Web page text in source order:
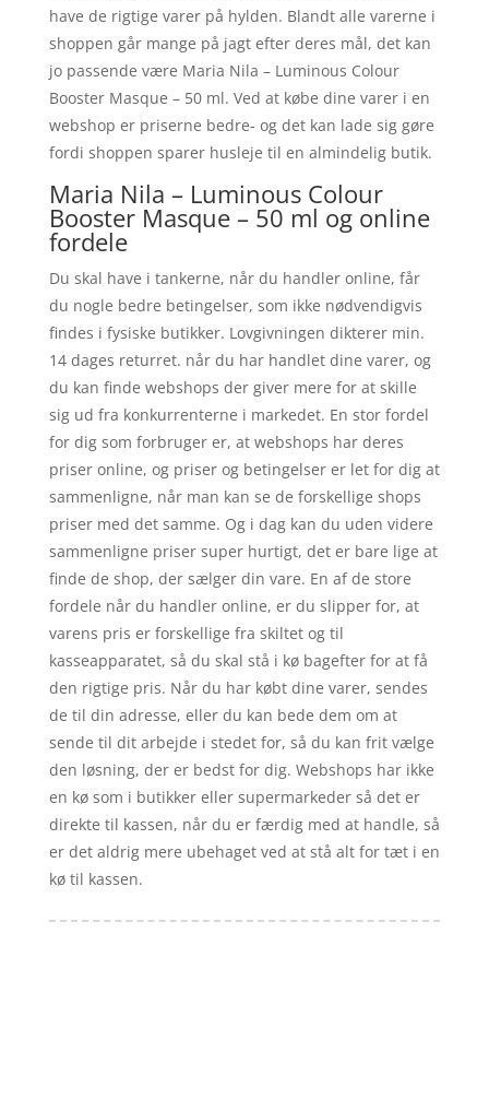
have de rigtige varer på hylden. Blandt alle varerne i
shoppen går mange på jagt efter deres mål, det kan
jo passende være Maria Nila – Luminous Colour
Booster Masque – 50 ml. Ved at købe dine varer i en
webshop er priserne bedre- og det kan lade sig gøre
fordi shoppen sparer husleje til en almindelig butik.
Maria Nila – Luminous Colour
Booster Masque – 50 ml og online
fordele
Du skal have i tankerne, når du handler online, får
du nogle bedre betingelser, som ikke nødvendigvis
findes i fysiske butikker. Lovgivningen dikterer min.
14 dages returret. når du har handlet dine varer, og
du kan finde webshops der giver mere for at skille
sig ud fra konkurrenterne i markedet. En stor fordel
for dig som forbruger er, at webshops har deres
priser online, og priser og betingelser er let for dig at
sammenligne, når man kan se de forskellige shops
priser med det samme. Og i dag kan du uden videre
sammenligne priser super hurtigt, det er bare lige at
finde de shop, der sælger din vare. En af de store
fordele når du handler online, er du slipper for, at
varens pris er forskellige fra skiltet og til
kasseapparatet, så du skal stå i kø bagefter for at få
den rigtige pris. Når du har købt dine varer, sendes
de til din adresse, eller du kan bede dem om at
sende til dit arbejde i stedet for, så du kan frit vælge
den løsning, der er bedst for dig. Webshops har ikke
en kø som i butikker eller supermarkeder så det er
direkte til kassen, når du er færdig med at handle, så
er det aldrig mere ubehaget ved at stå alt for tæt i en
kø til kassen.